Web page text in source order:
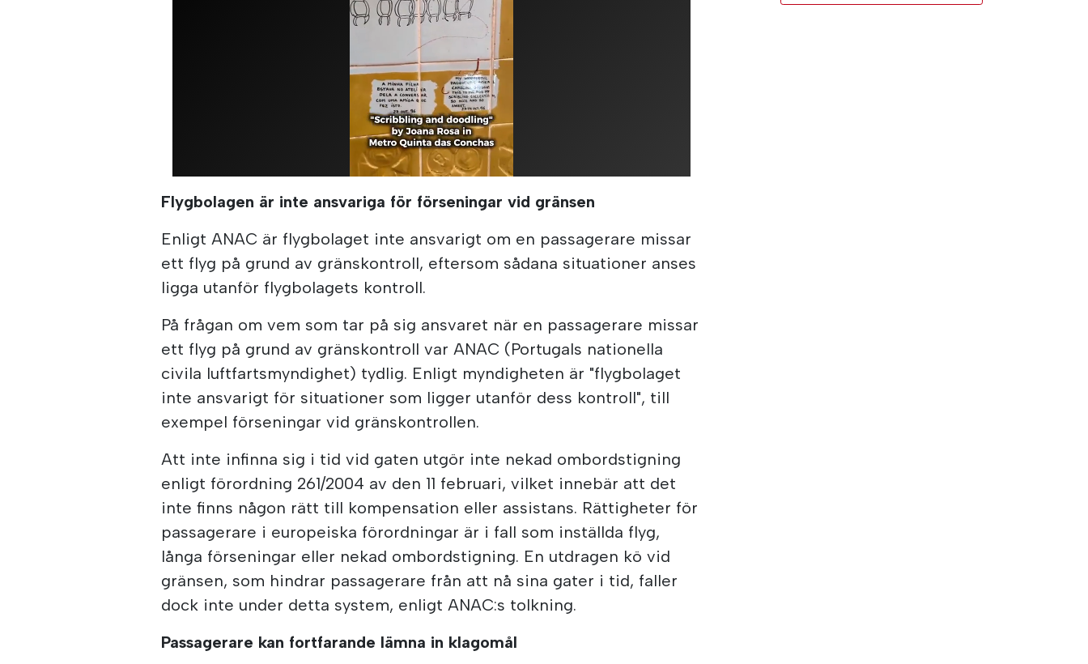
Flygbolagen är inte ansvariga för förseningar vid gränsen
Enligt ANAC är flygbolaget inte ansvarigt om en passagerare missar
ett flyg på grund av gränskontroll, eftersom sådana situationer anses
ligga utanför flygbolagets kontroll.
På frågan om vem som tar på sig ansvaret när en passagerare missar
ett flyg på grund av gränskontroll var ANAC (Portugals nationella
civila luftfartsmyndighet) tydlig. Enligt myndigheten är "flygbolaget
inte ansvarigt för situationer som ligger utanför dess kontroll", till
exempel förseningar vid gränskontrollen.
Att inte infinna sig i tid vid gaten utgör inte nekad ombordstigning
enligt förordning 261/2004 av den 11 februari, vilket innebär att det
inte finns någon rätt till kompensation eller assistans. Rättigheter för
passagerare i europeiska förordningar är i fall som inställda flyg,
långa förseningar eller nekad ombordstigning. En utdragen kö vid
gränsen, som hindrar passagerare från att nå sina gater i tid, faller
dock inte under detta system, enligt ANAC:s tolkning.
Passagerare kan fortfarande lämna in klagomål